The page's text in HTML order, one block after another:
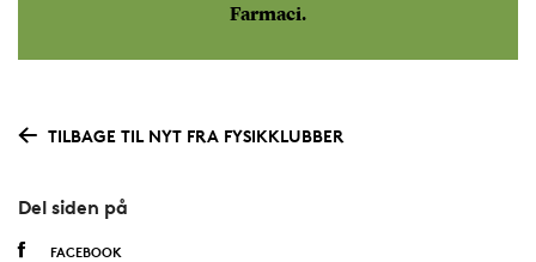
Farmaci.
TILBAGE TIL NYT FRA FYSIKKLUBBER
Del siden på
FACEBOOK